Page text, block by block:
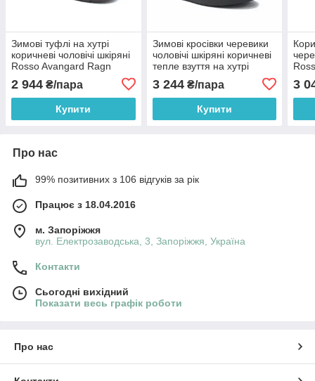
Зимові туфлі на хутрі
коричневі чоловічі шкіряні
Rosso Avangard Ragn
2 944 ₴/пара
Купити
Зимові кросівки черевики
чоловічі шкіряні коричневі
тепле взуття на хутрі
Rosso Avangard North Lion
Brown Floto
3 244₴/пара
Купити
3
Про нас
99% позитивних з 106 відгуків за рік
Працює з 18.04.2016
м. Запоріжжя
вул. Електрозаводська, 3, Запоріжжя, Україна
Контакти
Сьогодні вихідний
Показати весь графік роботи
Про нас